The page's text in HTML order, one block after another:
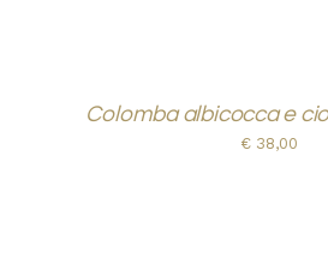
Colomba albicocca e
€ 38,00